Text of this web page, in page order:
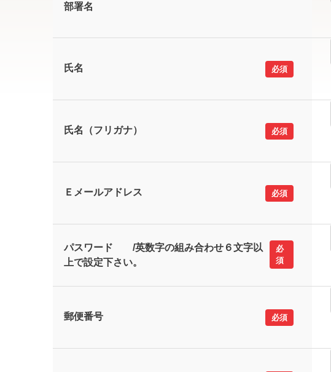
部署名
氏名 必須
氏名（フリガナ） 必須
Ｅメールアドレス 必須
パスワード /英数字の組み合わせ６文字以
上で設定下さい。
必
須
郵便番号 必須